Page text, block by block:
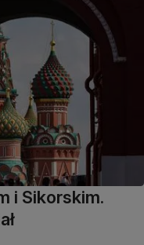
i Sikorskim.